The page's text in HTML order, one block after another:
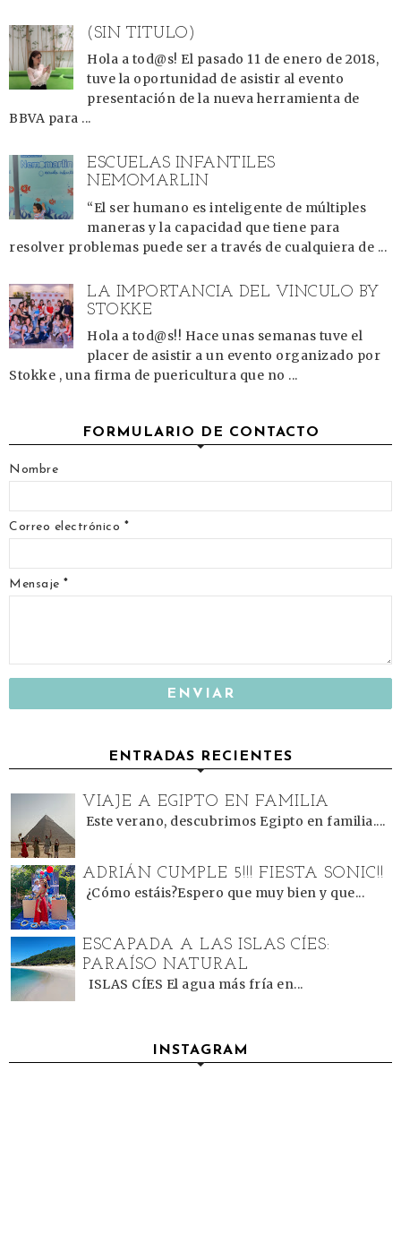
(SIN TÍTULO)
Hola a tod@s! El pasado 11 de enero de 2018,
tuve la oportunidad de asistir al evento
presentación de la nueva herramienta de
BBVA para ...
ESCUELAS INFANTILES
NEMOMARLIN
“El ser humano es inteligente de múltiples
maneras y la capacidad que tiene para
resolver problemas puede ser a través de cualquiera de ...
LA IMPORTANCIA DEL VÍNCULO BY
STOKKE
Hola a tod@s!! Hace unas semanas tuve el
placer de asistir a un evento organizado por
Stokke , una firma de puericultura que no ...
FORMULARIO DE CONTACTO
Nombre
Correo electrónico *
Mensaje *
ENTRADAS RECIENTES
VIAJE A EGIPTO EN FAMILIA
Este verano, descubrimos Egipto en familia....
ADRIÁN CUMPLE 5!!! FIESTA SONIC!!
¿Cómo estáis?Espero que muy bien y que...
ESCAPADA A LAS ISLAS CÍES:
PARAÍSO NATURAL
ISLAS CÍES El agua más fría en...
INSTAGRAM